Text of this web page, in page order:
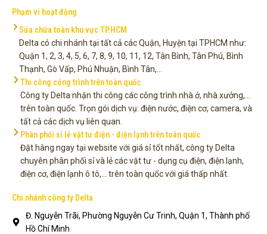
Phạm vi hoạt động
Sửa chữa toàn khu vực TP.HCM
Delta có chi nhánh tại tất cả các Quận, Huyện tại TPHCM như:
Quận 1, 2, 3, 4, 5, 6, 7, 8, 9, 10, 11, 12, Tân Bình, Tân Phú, Bình
Thạnh, Gò Vấp, Phú Nhuận, Bình Tân,...
Thi công công trình trên toàn quốc
Công ty Delta nhận thi công các công trình nhà ở, nhà xưởng,...
trên toàn quốc. Trọn gói dịch vụ: điện nước, điện cơ, camera, và
tất cả các dịch vụ liên quan.
Phân phối sỉ lẻ vật tư điện - điện lạnh trên toàn quốc
Đặt hàng ngay tại website với giá sỉ tốt nhất, công ty Delta
chuyên phân phối sỉ và lẻ các vật tư - dụng cụ điện, điện lạnh,
điện cơ, điện lạnh ô tô,... trên toàn quốc với giá thấp nhất.
Chi nhánh công ty Delta
Đ. Nguyễn Trãi, Phường Nguyễn Cư Trinh, Quận 1, Thành phố
Hồ Chí Minh